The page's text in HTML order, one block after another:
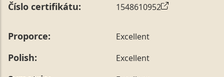
Číslo certifikátu: 1548610952
Proporce: Excellent
Polish: Excellent